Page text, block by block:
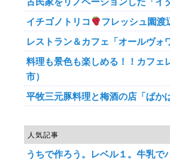
イチゴノトリコ
フレッシュ園渡
レストラン＆カフェ「オールヴォ
料理も景色も楽しめる！！カフェ
市）
平牧三元豚料理と梅酒の店「ぱか
人気記事
うちで作ろう。レベル１。牛乳で